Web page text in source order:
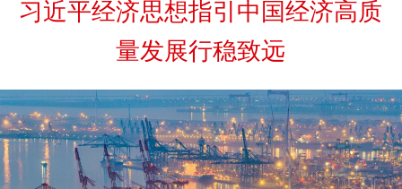
习近平经济思想指引中国经济高质
量发展行稳致远